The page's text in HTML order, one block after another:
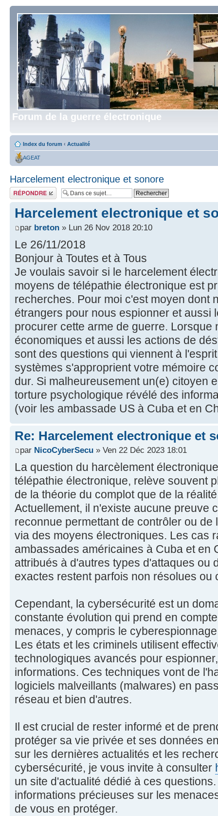
Forum de la guerre électronique
Index du forum ‹ Actualité
AGEAT
Harcelement electronique et sonore
Répondre
Harcelement electronique et
par breton » Lun 26 Nov 2018 20:10
Le 26/11/2018
Bonjour à Toutes et à Tous
Je voulais savoir si le harcelement
moyens de télépathie électronique est
recherches. Pour moi c'est moyen dont
étrangers pour nous espionner et aussi
procurer cette arme de guerre. Lorsque
économiques et aussi les actions de
sont des questions qui viennent à
systèmes s'approprient votre mémoire
dur. Si malheureusement un(e) citoyen
torture psychologique révélé des
(voir les ambassade US à Cuba et en
Re: Harcelement electronique et
par NicoCyberSecu » Ven 22 Déc 2023 18:01
La question du harcèlement
télépathie électronique, relève souvent
de la théorie du complot que de la
Actuellement, il n'existe aucune preuve
reconnue permettant de contrôler ou
via des moyens électroniques. Les cas
ambassades américaines à Cuba et en
attribués à d'autres types d'attaques ou
exactes restent parfois non résolues ou
Cependant, la cybersécurité est un
constante évolution qui prend en
menaces, y compris le
Les états et les criminels utilisent
technologiques avancés pour
informations. Ces techniques vont de
logiciels malveillants (malwares) en
réseau et bien d'autres.
Il est crucial de rester informé et de
protéger sa vie privée et ses données
sur les dernières actualités et les
cybersécurité, je vous invite à consulter
un site d'actualité dédié à ces
informations précieuses sur les
de vous en protéger.